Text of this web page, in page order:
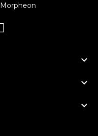
Morpheon


